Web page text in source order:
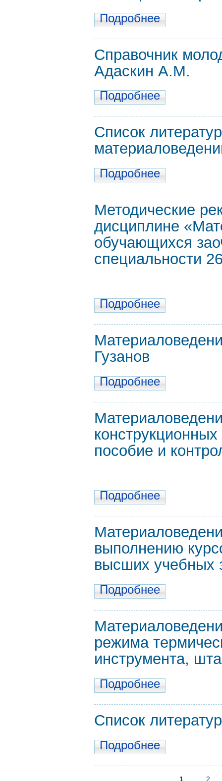
Подробнее
Справочник
Адаскин А.М.
Подробнее
Список
Подробнее
Методические
дисциплине
обучающихся
специальности
Подробнее
Гузанов
Подробнее
пособие и
Подробнее
выполнению
высших учебных
Подробнее
режима
инструмента,
Подробнее
Список
Подробнее
1 2